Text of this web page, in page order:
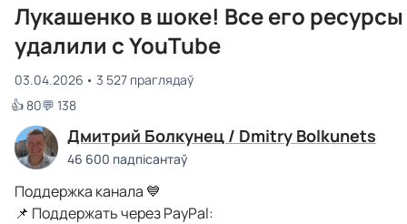
Лукашенко в шоке! Все его ресурсы
удалили с YouTube
03.04.2026
3 527 праглядаў
👍 80💬 138
Дмитрий Болкунец / Dmitry Bolkunets
46 600 падпісантаў
Поддержка канала 💙
📌 Поддержать через PayPal: